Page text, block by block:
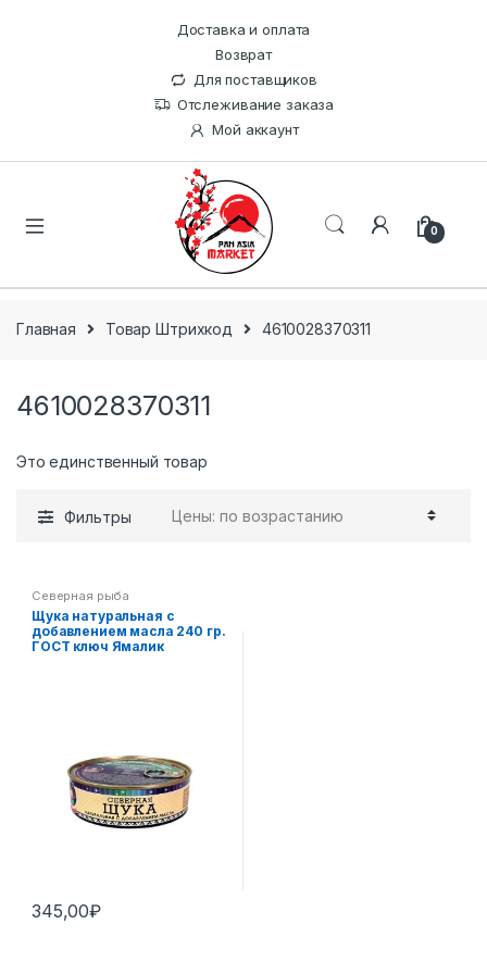
Доставка и оплата
Возврат
Для поставщиков
Отслеживание заказа
Мой аккаунт
0
Главная Товар Штрихкод 4610028370311
4610028370311
Это единственный товар
Фильтры
Северная рыба
Щука натуральная с
добавлением масла 240 гр.
ГОСТ ключ Ямалик
345,00₽